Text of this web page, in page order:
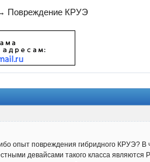
Повреждение КРУЭ
опыт повреждения гибридного КРУЭ?
девайсами такого класса являются